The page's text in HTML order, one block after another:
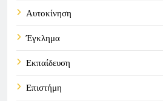
Αυτοκίνηση
Έγκλημα
Εκπαίδευση
Επιστήμη